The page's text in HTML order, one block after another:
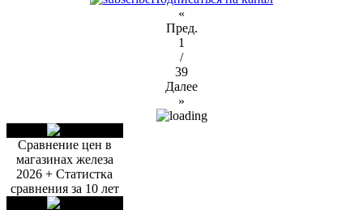
«
Пред.
1
/
39
Далее
»
Сравнение цен в
магазинах железа
2026 + Статистка
сравнения за 10 лет